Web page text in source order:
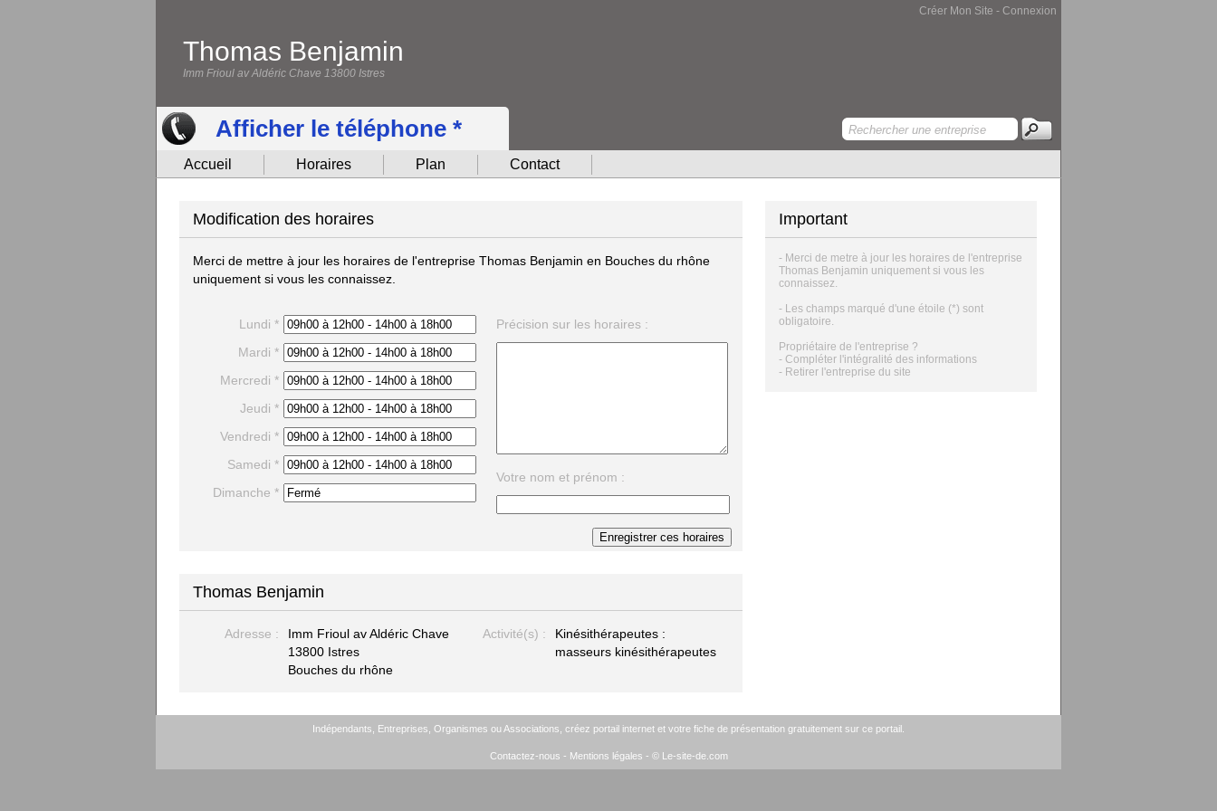
Créer Mon Site - Connexion
Thomas Benjamin
Imm Frioul av Aldéric Chave 13800 Istres
Afficher le téléphone *
Accueil Horaires Plan Contact
Modification des horaires
Merci de mettre à jour les horaires de l'entreprise Thomas Benjamin en Bouches du rhône
uniquement si vous les connaissez.
Lundi *
Mardi *
Mercredi *
Jeudi *
Vendredi *
Samedi *
Dimanche *
Précision sur les horaires :
Votre nom et prénom :
Thomas Benjamin
Adresse :
Imm Frioul av Aldéric Chave
13800 Istres
Bouches du rhône
Activité(s) :
Kinésithérapeutes :
masseurs kinésithérapeutes
Important
- Merci de metre à jour les horaires de l'entreprise
Thomas Benjamin uniquement si vous les
connaissez.
- Les champs marqué d'une étoile (*) sont
obligatoire.
Propriétaire de l'entreprise ?
- Compléter l'intégralité des informations
- Retirer l'entreprise du site
Indépendants, Entreprises, Organismes ou Associations, créez portail internet et votre fiche de présentation gratuitement sur ce portail.
Contactez-nous - Mentions légales - © Le-site-de.com